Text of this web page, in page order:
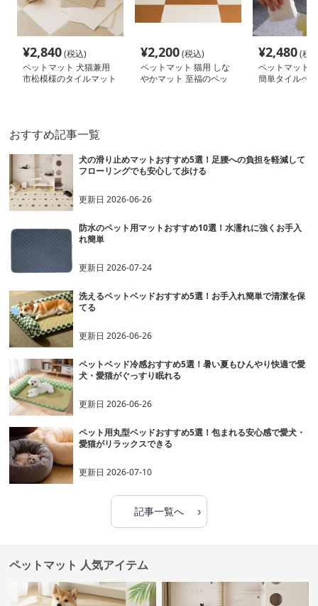
¥2,840(税込)
ペットマット 犬猫兼用
市松模様のタイルマット
¥2,200(税込)
ペットマット 猫用 しな
やかマット 至福のペッ
¥2,480(税
ペットマット
簡単タイルペ
おすすめ記事一覧
犬の滑り止めマットおすすめ5選！足腰への負担を軽減して
フローリングでも安心して歩ける
更新日2026-06-26
防水のペット用マットおすすめ10選！水濡れに強くお手入
れ簡単
更新日2026-07-24
洗えるペットベッドおすすめ5選！お手入れ簡単で清潔を保
てる
更新日2026-06-26
ペットベッド冷感おすすめ5選！暑い夏もひんやり快適で愛
犬・愛猫がぐっすり眠れる
更新日2026-06-26
ペット用丸型ベッドおすすめ5選！包まれる安心感で愛犬・
愛猫がリラックスできる
更新日2026-07-10
記事一覧へ ›
ペットマット 人気アイテム